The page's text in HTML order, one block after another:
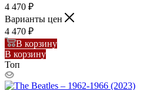
4 470 ₽
Варианты цен
4 470 ₽
В корзину
В корзину
Топ